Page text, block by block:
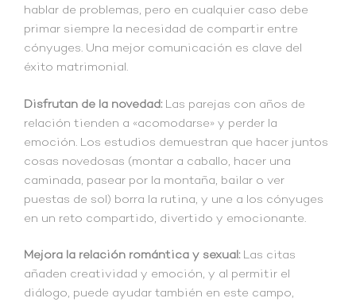
hablar de problemas, pero en cualquier caso debe
primar siempre la necesidad de compartir entre
cónyuges. Una mejor comunicación es clave del
éxito matrimonial.
Disfrutan de la novedad:Las parejas con años de
relación tienden a «acomodarse» y perder la
emoción. Los estudios demuestran que hacer juntos
cosas novedosas (montar a caballo, hacer una
caminada, pasear por la montaña, bailar o ver
puestas de sol) borra la rutina, y une a los cónyuges
en un reto compartido, divertido y emocionante.
Mejora la relación romántica y sexual: Las citas
añaden creatividad y emoción, y al permitir el
diálogo, puede ayudar también en este campo,